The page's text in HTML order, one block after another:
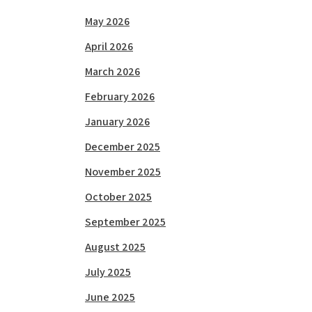
May 2026
April 2026
March 2026
February 2026
January 2026
December 2025
November 2025
October 2025
September 2025
August 2025
July 2025
June 2025